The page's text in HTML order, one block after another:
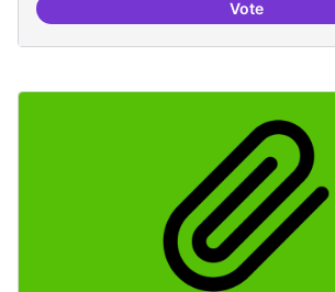
VoteRelació